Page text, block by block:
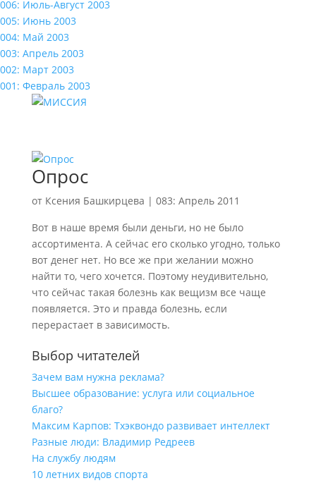
006: Июль-Август 2003
005: Июнь 2003
004: Май 2003
003: Апрель 2003
002: Март 2003
001: Февраль 2003
Опрос
от Ксения Башкирцева | 083: Апрель 2011
Вот в наше время были деньги, но не было
ассортимента. А сейчас его сколько угодно, только
вот денег нет. Но все же при желании можно
найти то, чего хочется. Поэтому неудивительно,
что сейчас такая болезнь как вещизм все чаще
появляется. Это и правда болезнь, если
перерастает в зависимость.
Выбор читателей
Зачем вам нужна реклама?
Высшее образование: услуга или социальное
благо?
Максим Карпов: Тхэквондо развивает интеллект
Разные люди: Владимир Редреев
На службу людям
10 летних видов спорта